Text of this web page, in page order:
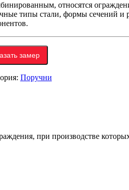
относятся
типы стали, формы сечений и
замер
Поручни
при производстве